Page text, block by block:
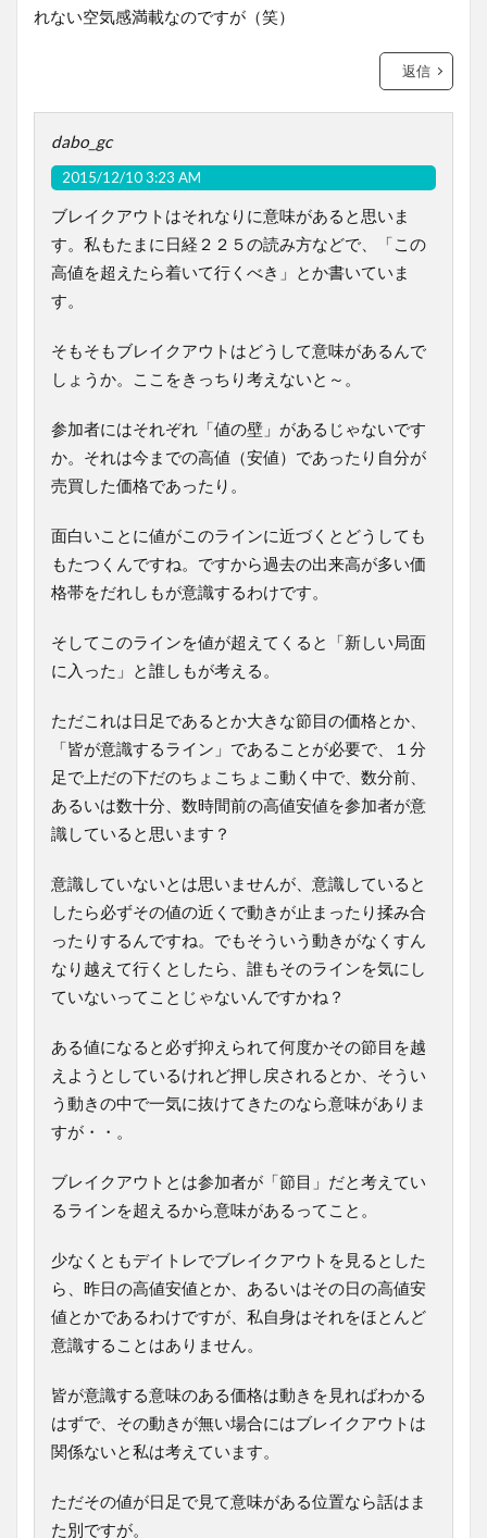
れない空気感満載なのですが（笑）
返信
dabo_gc
2015/12/10 3:23 AM
ブレイクアウトはそれなりに意味があると思いま
す。私もたまに日経２２５の読み方などで、「この
高値を超えたら着いて行くべき」とか書いていま
す。
そもそもブレイクアウトはどうして意味があるんで
しょうか。ここをきっちり考えないと～。
参加者にはそれぞれ「値の壁」があるじゃないです
か。それは今までの高値（安値）であったり自分が
売買した価格であったり。
面白いことに値がこのラインに近づくとどうしても
もたつくんですね。ですから過去の出来高が多い価
格帯をだれしもが意識するわけです。
そしてこのラインを値が超えてくると「新しい局面
に入った」と誰しもが考える。
ただこれは日足であるとか大きな節目の価格とか、
「皆が意識するライン」であることが必要で、１分
足で上だの下だのちょこちょこ動く中で、数分前、
あるいは数十分、数時間前の高値安値を参加者が意
識していると思います？
意識していないとは思いませんが、意識していると
したら必ずその値の近くで動きが止まったり揉み合
ったりするんですね。でもそういう動きがなくすん
なり越えて行くとしたら、誰もそのラインを気にし
ていないってことじゃないんですかね？
ある値になると必ず抑えられて何度かその節目を越
えようとしているけれど押し戻されるとか、そうい
う動きの中で一気に抜けてきたのなら意味がありま
すが・・。
ブレイクアウトとは参加者が「節目」だと考えてい
るラインを超えるから意味があるってこと。
少なくともデイトレでブレイクアウトを見るとした
ら、昨日の高値安値とか、あるいはその日の高値安
値とかであるわけですが、私自身はそれをほとんど
意識することはありません。
皆が意識する意味のある価格は動きを見ればわかる
はずで、その動きが無い場合にはブレイクアウトは
関係ないと私は考えています。
ただその値が日足で見て意味がある位置なら話はま
た別ですが。